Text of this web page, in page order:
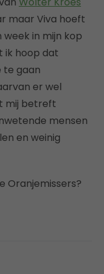
maar Viva hoeft
in mijn kop
ik hoop dat
te gaan
er wel
mij betreft
mensen
en weinig
Oranjemissers?